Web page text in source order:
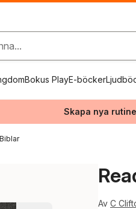
Bokus PlayE-böcker
Skapa nya
Biblar
Av C